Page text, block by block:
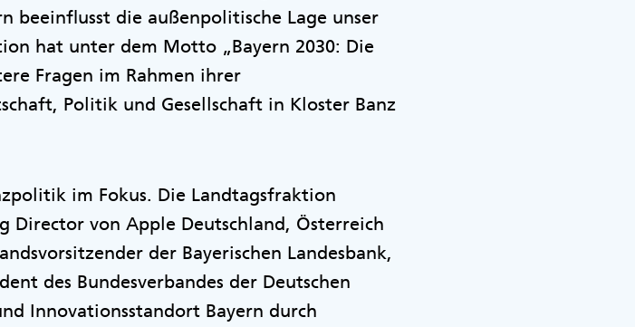
beeinflusst die außenpolitische Lage unser
hat unter dem Motto „Bayern 2030: Die
Fragen im Rahmen ihrer
Politik und Gesellschaft in Kloster Banz
im Fokus. Die Landtagsfraktion
Director von Apple Deutschland, Österreich
der Bayerischen Landesbank,
des Bundesverbandes der Deutschen
Innovationsstandort Bayern durch